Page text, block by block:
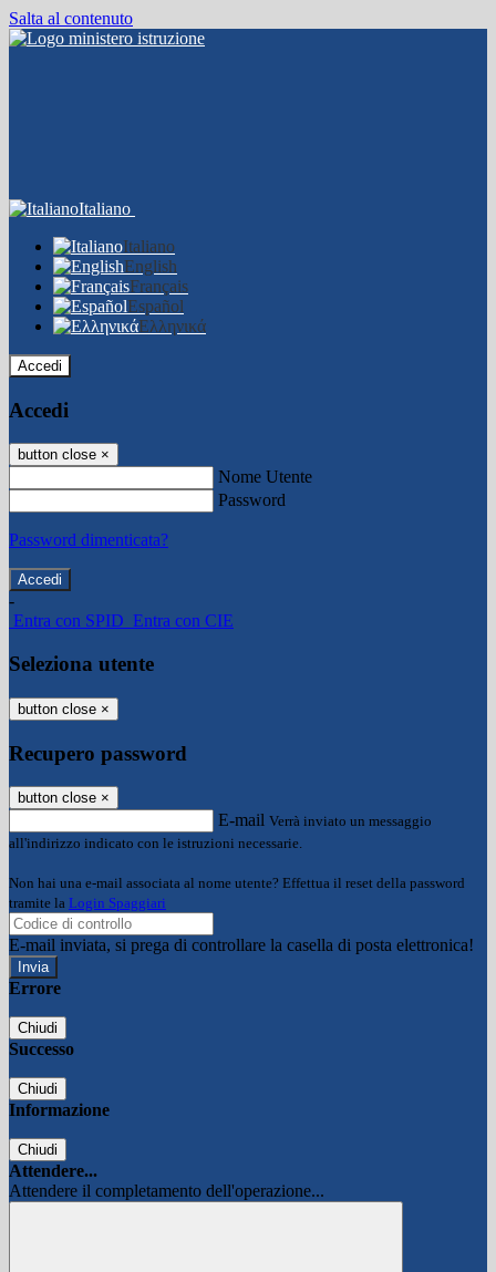
Salta al contenuto
Italiano
Italiano
English
Français
Español
Ελληνικά
Accedi
Accedi
button close ×
Nome Utente
Password
Password dimenticata?
-
Entra con SPID Entra con CIE
Seleziona utente
button close ×
Recupero password
button close ×
E-mail Verrà inviato un messaggio
all'indirizzo indicato con le istruzioni necessarie.
Non hai una e-mail associata al nome utente? Effettua il reset della password
tramite la Login Spaggiari
E-mail inviata, si prega di controllare la casella di posta elettronica!
Errore
Chiudi
Successo
Chiudi
Informazione
Chiudi
Attendere...
Attendere il completamento dell'operazione...